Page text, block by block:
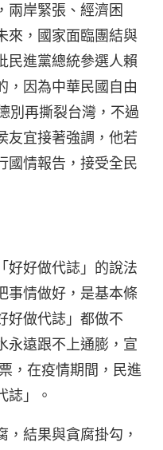
兩岸緊張、經濟困
來，國家面臨團結與
民進黨總統參選人賴
，因為中華民國自由
別再撕裂台灣，不過
友宜接著強調，他若
國情報告，接受全民
好好做代誌」的說法
事情做好，是基本條
好做代誌」都做不
永遠跟不上通膨，宣
，在疫情期間，民進
誌」。
結果與貪腐掛勾，